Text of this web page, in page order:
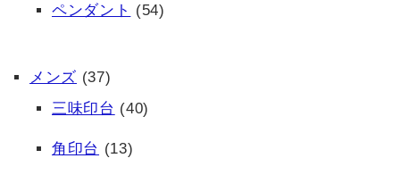
ペンダント (54)
メンズ (37)
三味印台 (40)
角印台 (13)